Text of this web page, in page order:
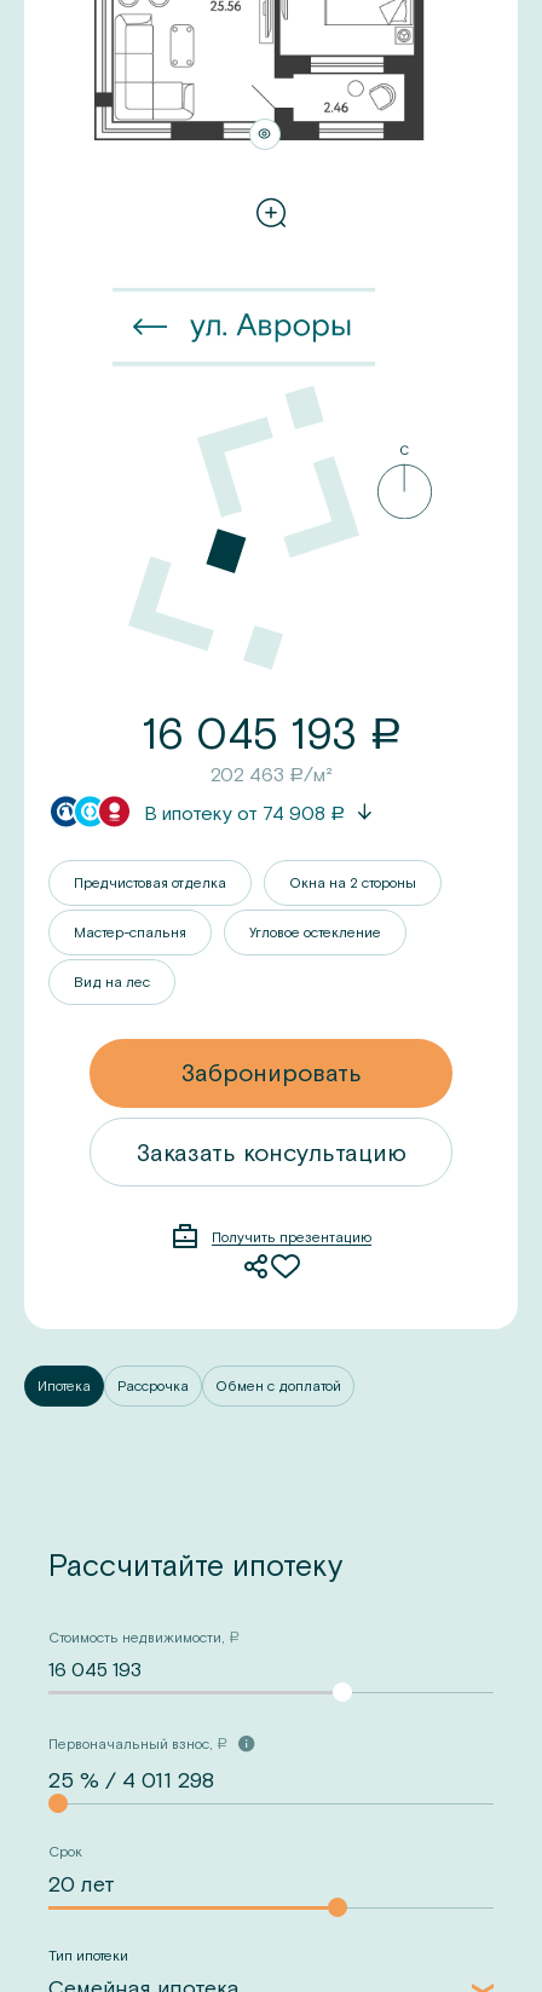
Получить презентацию
16 045 193 a
202 463 a/м²
В ипотеку от 74 908 a
Предчистовая отделка Окна на 2 стороны
Мастер-спальня Угловое остекление
Вид на лес
Забронировать
Заказать консультацию
Ипотека Рассрочка Обмен с доплатой
Рассчитайте ипотеку
Стоимость недвижимости, a
16 045 193
Первоначальный взнос, a
Срок
Тип ипотеки